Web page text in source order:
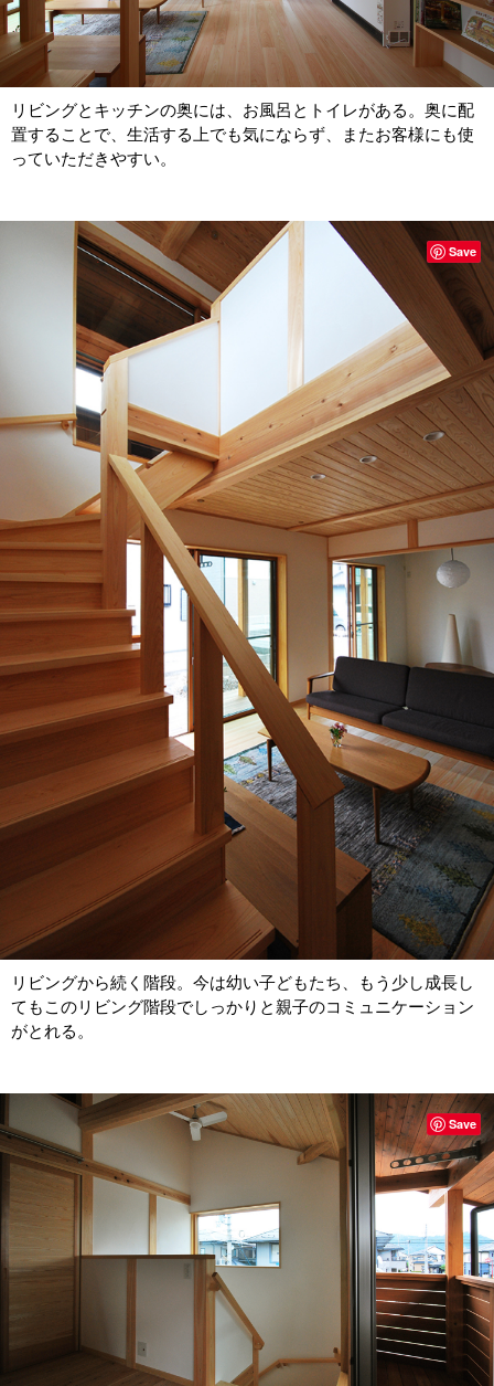
リビングとキッチンの奥には、お風呂とトイレがある。奥に配
置することで、生活する上でも気にならず、またお客様にも使
っていただきやすい。
リビングから続く階段。今は幼い子どもたち、もう少し成長し
てもこのリビング階段でしっかりと親子のコミュニケーション
がとれる 。
Save
Save